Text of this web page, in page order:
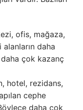
ofis, mağaza,
daha
çok kazanç
hotel, rezidans,
cephe
daha çok